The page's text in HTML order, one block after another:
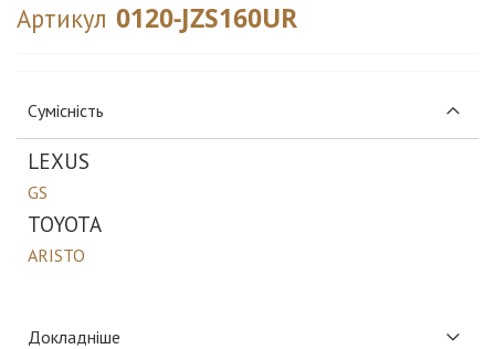
Артикул 0120-JZS160UR
Сумісність
LEXUS
GS
TOYOTA
ARISTO
Докладніше